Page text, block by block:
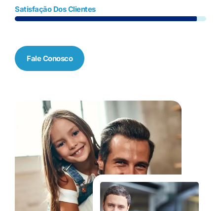
Satisfação Dos Clientes
Fale Conosco